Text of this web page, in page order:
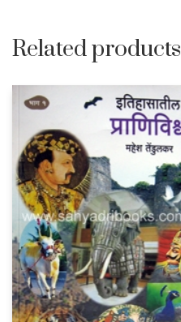
Related products